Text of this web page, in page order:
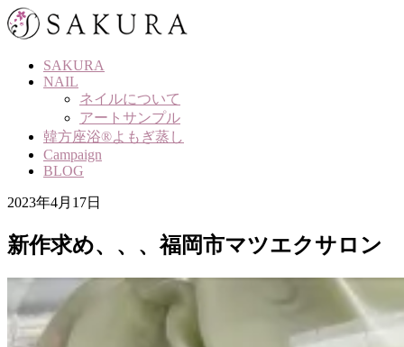
Skip
to
SAKURA
NAIL
ネイルについて
アートサンプル
韓方座浴®よもぎ蒸し
Campaign
BLOG
2023年4月17日
新作求め、、、福岡市マツエクサロン